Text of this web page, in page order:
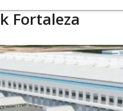
Fortaleza
CE